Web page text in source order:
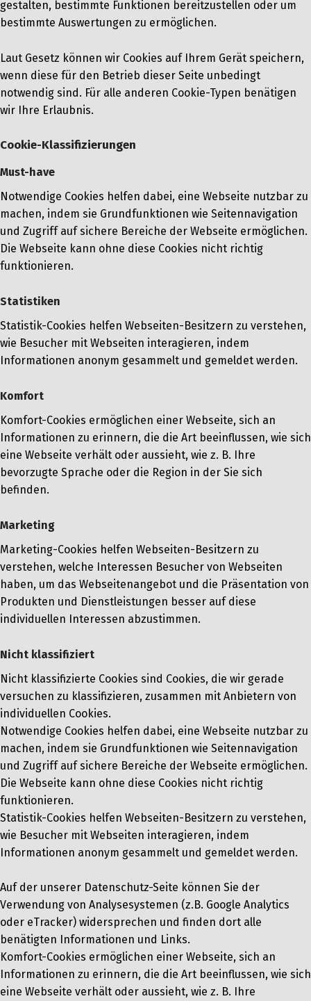
gestalten, bestimmte Funktionen bereitzustellen oder um
bestimmte Auswertungen zu ermöglichen.
Laut Gesetz können wir Cookies auf Ihrem Gerät speichern,
wenn diese für den Betrieb dieser Seite unbedingt
notwendig sind. Für alle anderen Cookie-Typen benätigen
wir Ihre Erlaubnis.
Cookie-Klassifizierungen
Must-have
Notwendige Cookies helfen dabei, eine Webseite nutzbar zu
machen, indem sie Grundfunktionen wie Seitennavigation
und Zugriff auf sichere Bereiche der Webseite ermöglichen.
Die Webseite kann ohne diese Cookies nicht richtig
funktionieren.
Statistiken
Statistik-Cookies helfen Webseiten-Besitzern zu verstehen,
wie Besucher mit Webseiten interagieren, indem
Informationen anonym gesammelt und gemeldet werden.
Komfort
Komfort-Cookies ermöglichen einer Webseite, sich an
Informationen zu erinnern, die die Art beeinflussen, wie sich
eine Webseite verhält oder aussieht, wie z. B. Ihre
bevorzugte Sprache oder die Region in der Sie sich
befinden.
Marketing
Marketing-Cookies helfen Webseiten-Besitzern zu
verstehen, welche Interessen Besucher von Webseiten
haben, um das Webseitenangebot und die Präsentation von
Produkten und Dienstleistungen besser auf diese
individuellen Interessen abzustimmen.
Nicht klassifiziert
Nicht klassifizierte Cookies sind Cookies, die wir gerade
versuchen zu klassifizieren, zusammen mit Anbietern von
individuellen Cookies.
Notwendige Cookies helfen dabei, eine Webseite nutzbar zu
machen, indem sie Grundfunktionen wie Seitennavigation
und Zugriff auf sichere Bereiche der Webseite ermöglichen.
Die Webseite kann ohne diese Cookies nicht richtig
funktionieren.
Statistik-Cookies helfen Webseiten-Besitzern zu verstehen,
wie Besucher mit Webseiten interagieren, indem
Informationen anonym gesammelt und gemeldet werden.
Auf der unserer Datenschutz-Seite können Sie der
Verwendung von Analysesystemen (z.B. Google Analytics
oder eTracker) widersprechen und finden dort alle
benätigten Informationen und Links.
Komfort-Cookies ermöglichen einer Webseite, sich an
Informationen zu erinnern, die die Art beeinflussen, wie sich
eine Webseite verhält oder aussieht, wie z. B. Ihre